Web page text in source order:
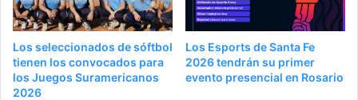
Los seleccionados de sóftbol
tienen los convocados para
los Juegos Suramericanos
2026
Los Esports de Santa Fe
2026 tendrán su primer
evento presencial en Rosario